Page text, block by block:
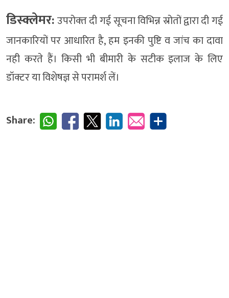
डिस्क्लेमर:उपरोक्‍त दी गई सूचना विभिन्न स्रोतों द्वारा दी गई
जानकारियों पर आधारित है, हम इनकी पुष्टि व जांच का दावा
नही करते हैं। किसी भी बीमारी के सटीक इलाज के लिए
डॉक्टर या विशेषज्ञ से परामर्श लें।
Share: